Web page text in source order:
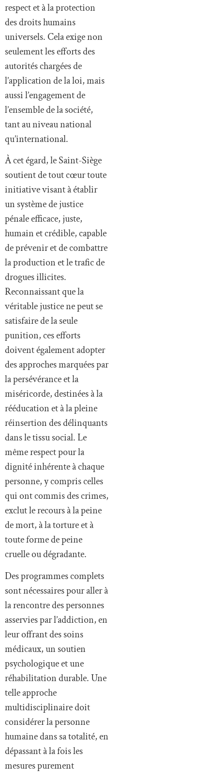
respect et à la protection
des droits humains
universels. Cela exige non
seulement les efforts des
autorités chargées de
l’application de la loi, mais
aussi l’engagement de
l’ensemble de la société,
tant au niveau national
qu’international.
À cet égard, le Saint-Siège
soutient de tout cœur toute
initiative visant à établir
un système de justice
pénale efficace, juste,
humain et crédible, capable
de prévenir et de combattre
la production et le trafic de
drogues illicites.
Reconnaissant que la
véritable justice ne peut se
satisfaire de la seule
punition, ces efforts
doivent également adopter
des approches marquées par
la persévérance et la
miséricorde, destinées à la
rééducation et à la pleine
réinsertion des délinquants
dans le tissu social. Le
même respect pour la
dignité inhérente à chaque
personne, y compris celles
qui ont commis des crimes,
exclut le recours à la peine
de mort, à la torture et à
toute forme de peine
cruelle ou dégradante.
Des programmes complets
sont nécessaires pour aller à
la rencontre des personnes
asservies par l’addiction, en
leur offrant des soins
médicaux, un soutien
psychologique et une
réhabilitation durable. Une
telle approche
multidisciplinaire doit
considérer la personne
humaine dans sa totalité, en
dépassant à la fois les
mesures purement